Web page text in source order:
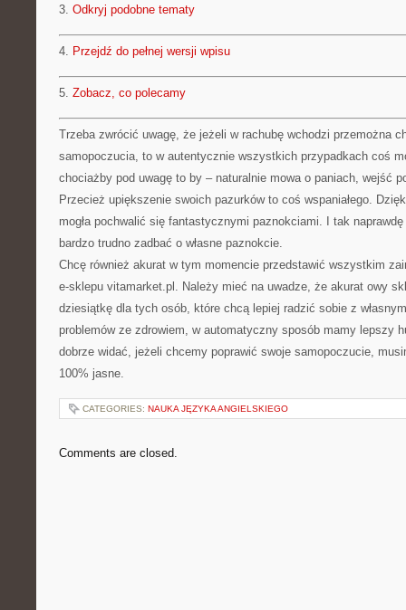
3. Odkryj podobne tematy
4. Przejdź do pełnej wersji wpisu
5. Zobacz, co polecamy
Trzeba zwrócić uwagę, że jeżeli w rachubę wchodzi przemożna
samopoczucia, to w autentycznie wszystkich przypadkach coś
chociażby pod uwagę to by – naturalnie mowa o paniach, wejść
Przecież upiększenie swoich pazurków to coś wspaniałego.
mogła pochwalić się fantastycznymi paznokciami. I tak
bardzo trudno zadbać o własne paznokcie.
Chcę również akurat w tym momencie przedstawić wszystkim
e-sklepu vitamarket.pl. Należy mieć na uwadze, że akurat owy
dziesiątkę dla tych osób, które chcą lepiej radzić sobie z
problemów ze zdrowiem, w automatyczny sposób mamy lepszy
dobrze widać, jeżeli chcemy poprawić swoje samopoczucie,
100% jasne.
CATEGORIES: NAUKA JĘZYKA ANGIELSKIEGO
Comments are closed.